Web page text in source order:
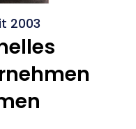
2003